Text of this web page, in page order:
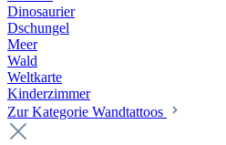
Dinosaurier
Dschungel
Meer
Wald
Weltkarte
Kinderzimmer
Zur Kategorie Wandtattoos